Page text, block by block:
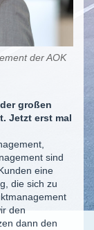
der AOK
großen
Jetzt erst mal
sind
eine
die sich zu
den
dann den